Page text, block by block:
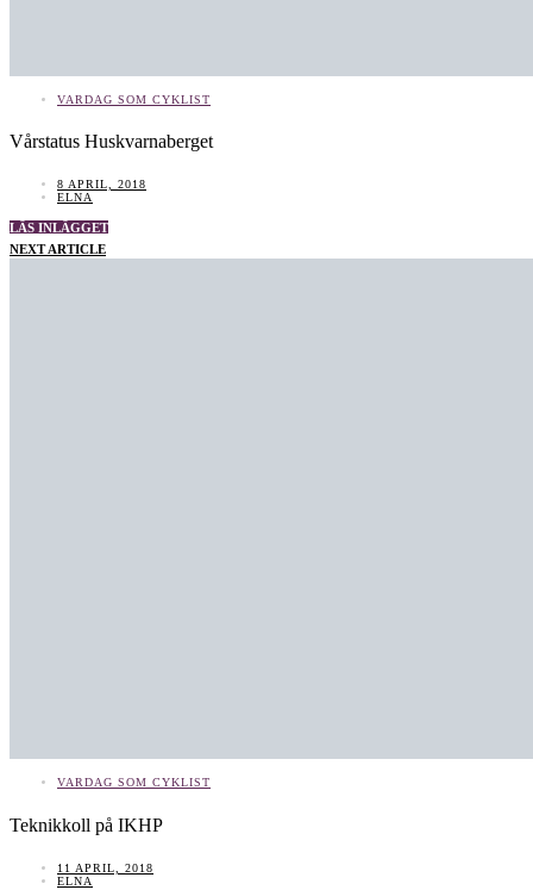
VARDAG SOM CYKLIST
Vårstatus Huskvarnaberget
8 APRIL, 2018
ELNA
LÄS INLÄGGET
NEXT ARTICLE
VARDAG SOM CYKLIST
Teknikkoll på IKHP
11 APRIL, 2018
ELNA